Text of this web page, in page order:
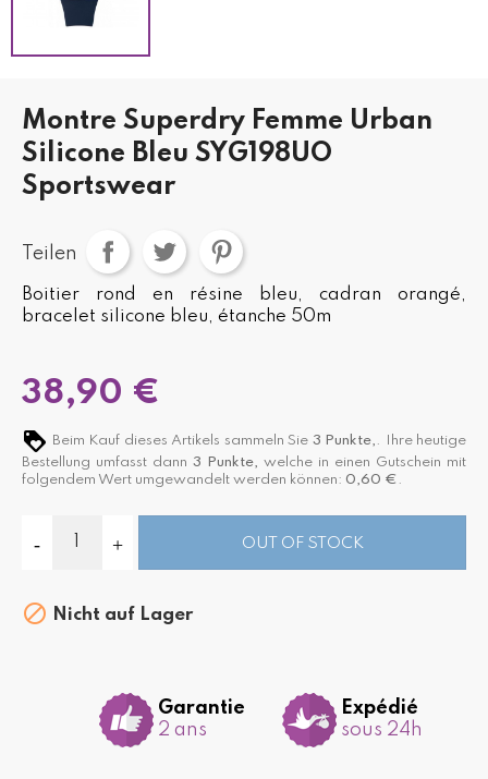
Montre Superdry Femme Urban
Silicone Bleu SYG198UO
Sportswear
Teilen
Boitier rond en résine bleu, cadran orangé,
bracelet silicone bleu, étanche 50m
38,90 €
Beim Kauf dieses Artikels sammeln Sie 3 Punkte, . Ihre heutige
Bestellung umfasst dann 3 Punkte, welche in einen Gutschein mit
folgendem Wert umgewandelt werden können: 0,60 € .
OUT OF STOCK
 Nicht auf Lager
Garantie
2 ans
Expédié
sous 24h